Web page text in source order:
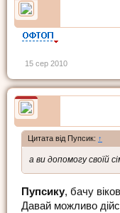
15 сер 2010
Цитата від Пупсик: ↑
а ви допомогу своїй
Пупсику, бачу
Давай можливо